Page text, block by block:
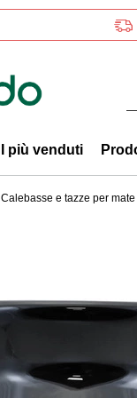
I più venduti
Calebasse e tazze per mate